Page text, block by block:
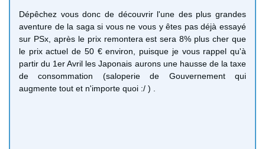
Dépêchez vous donc de découvrir l'une des plus grandes
aventure de la saga si vous ne vous y êtes pas déjà essayé
sur PSx, après le prix remontera est sera 8% plus cher que
le prix actuel de 50 € environ, puisque je vous rappel qu'à
partir du 1er Avril les Japonais aurons une hausse de la taxe
de consommation (saloperie de Gouvernement qui
augmente tout et n'importe quoi :/ ) .